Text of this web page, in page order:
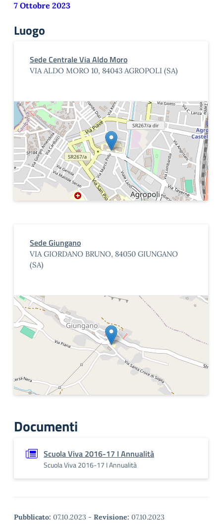
7 Ottobre 2023
Luogo
Sede Centrale Via Aldo Moro
VIA ALDO MORO 10, 84043 AGROPOLI (SA)
Sede Giungano
VIA GIORDANO BRUNO, 84050 GIUNGANO
(SA)
Documenti
Scuola Viva 2016-17 I Annualità
Scuola Viva 2016-17 I Annualità
Pubblicato: 07.10.2023 - Revisione: 07.10.2023